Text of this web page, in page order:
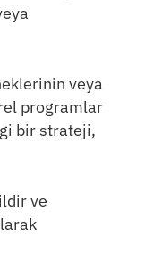
veya
programlar
bir strateji,
ve